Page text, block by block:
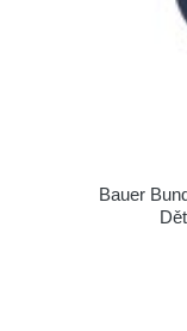
Bauer